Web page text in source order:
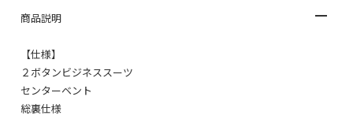
商品説明
【仕様】
２ボタンビジネススーツ
センターベント
総裏仕様